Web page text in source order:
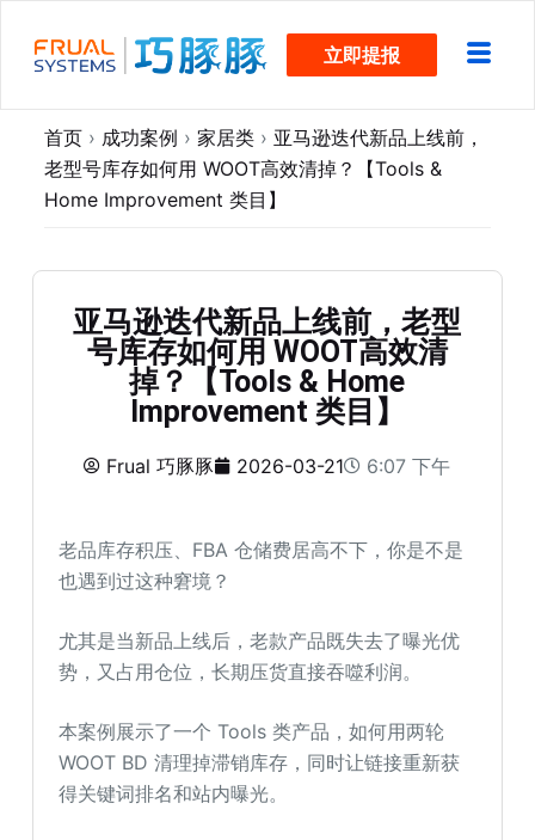
过
立即提报
首页 › 成功案例 › 家居类 › 亚马逊迭代新品上线前，
老型号库存如何用 WOOT高效清掉？【Tools &
Home Improvement 类目】
亚马逊迭代新品上线前，老型
号库存如何用 WOOT高效清
掉？【Tools & Home
Improvement 类目】
Frual 巧豚豚 2026-03-21 6:07 下午
老品库存积压、FBA 仓储费居高不下，你是不是
也遇到过这种窘境？
尤其是当新品上线后，老款产品既失去了曝光优
势，又占用仓位，长期压货直接吞噬利润。
本案例展示了一个 Tools 类产品，如何用两轮
WOOT BD 清理掉滞销库存，同时让链接重新获
得关键词排名和站内曝光。